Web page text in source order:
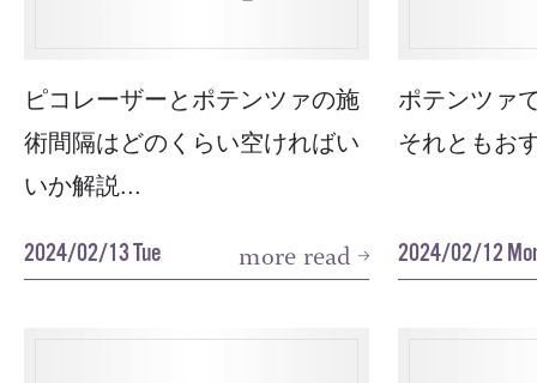
ピコレーザーとポテンツァの施
術間隔はどのくらい空ければい
いか解説...
2024/02/13 Tue more read
ポテンツァ
それともお
2024/02/12